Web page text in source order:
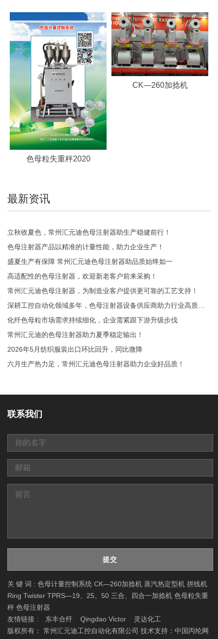
色母粒失重秤2020
CK—260加捻机
最新资讯
立秋收夏色，常州汇元迪色母注射器助生产稳健前行！
色母注射器产品以精准的计量性能，助力企业生产！
盛夏生产有保障 常州汇元迪色母注射器助品质始终如一
高适配性的色母注射器，欢迎新老客户前来采购！
常州汇元迪色母注射器，为制造业客户提供更可靠的工艺支持！
化纤色母粒市场需求持续细化，企业需紧跟下游升级步伐
常州汇元迪的色母注射器助力夏季稳定输出！
2026年5月纺织服装出口环比回升，同比微降
六月生产热力足，常州汇元迪色母注射器助力企业好品质！
联系我们
提交
关 键 词 : 色母计量控制系统 CK—260加捻机 蒸汽热定型机 拼线机
Ring Twister TPRS—19、25、50 三合、四合一加捻机 色母粒失重
秤 色母注射器
友情链接 :
东丰合纤 Qingdao Victor
灵达化工
版权所有： 常州汇元迪工控自动化有限公司 技术支持： 中国丙纶网